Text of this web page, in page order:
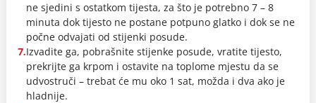
ne sjedini s ostatkom tijesta, za što je potrebno 7 – 8
minuta dok tijesto ne postane potpuno glatko i dok se ne
počne odvajati od stijenki posude.
7.Izvadite ga, pobrašnite stijenke posude, vratite tijesto,
prekrijte ga krpom i ostavite na toplome mjestu da se
udvostruči – trebat će mu oko 1 sat, možda i dva ako je
hladnije.